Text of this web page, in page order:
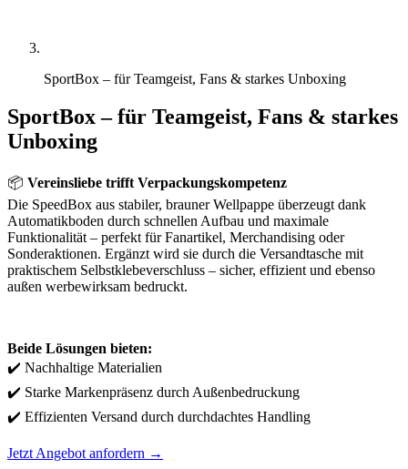
SportBox – für Teamgeist, Fans & starkes Unboxing
SportBox – für Teamgeist, Fans & starkes
Unboxing
📦 Vereinsliebe trifft Verpackungskompetenz
Die SpeedBox aus stabiler, brauner Wellpappe überzeugt dank
Automatikboden durch schnellen Aufbau und maximale
Funktionalität – perfekt für Fanartikel, Merchandising oder
Sonderaktionen. Ergänzt wird sie durch die Versandtasche mit
praktischem Selbstklebeverschluss – sicher, effizient und ebenso
außen werbewirksam bedruckt.
Beide Lösungen bieten:
✔️ Nachhaltige Materialien
✔️ Starke Markenpräsenz durch Außenbedruckung
✔️ Effizienten Versand durch durchdachtes Handling
Jetzt Angebot anfordern →